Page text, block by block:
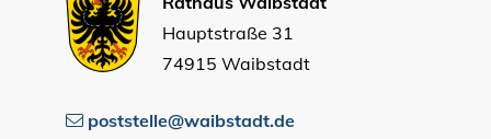
Hauptstraße 31
74915 Waibstadt
poststelle@waibstadt.de